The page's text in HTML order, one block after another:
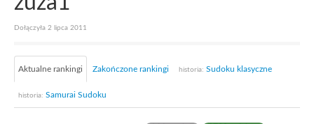
Dołączyła 2 lipca 2011
Aktualne rankingi Zakończone rankingi historia: Sudoku klasyczne
historia: Samurai Sudoku